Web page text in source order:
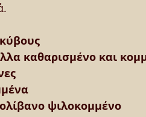
καθαρισμένο και
ψιλοκομμένο